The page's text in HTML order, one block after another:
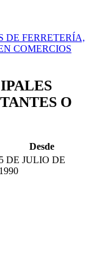
DE FERRETERÍA,
COMERCIOS
O
Desde
5 DE JULIO DE
1990